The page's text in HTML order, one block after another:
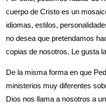
cuerpo de Cristo es un
idiomas, estilos,
no desea que pretendamos
copias de nosotros. Le gusta
De la misma forma en que
ministerios muy diferentes
Dios nos llama a nosotros a